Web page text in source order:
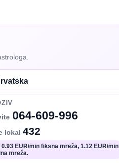
064-609-996
lokal 432
0.93 EUR/min fiksna mreža, 1.12 EUR/min
mreža.